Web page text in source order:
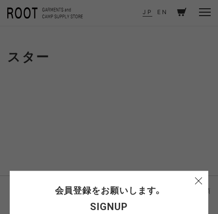
JP EN
TOP ITEMS BRAND - スター
スター
価格が安い順
会員登録をお願いします。
SIGNUP